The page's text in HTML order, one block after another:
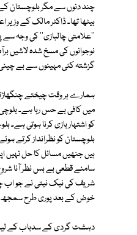
چند دنوں سے مگر بلوچستان کے
بیٹھا تھا۔ ڈاکٹر مالک کے
''علامتی چالبازی'' کی وجہ
نوجوانوں کی مسخ شدہ لاشیں
گزشتہ کئی مہینوں سے بے
ہمارے ہر وقت چیختے
بلوچستان کو نظرانداز کرتے
ہیں جنھیں مسائل کا حل نہیں
سامنے قطعی بے بس نظر آنا
شریف کی نیک نیتی نے جو اب
خوض کے بعد پوری طرح سمجھ
دہشت گردی کے سدباب کے لیے